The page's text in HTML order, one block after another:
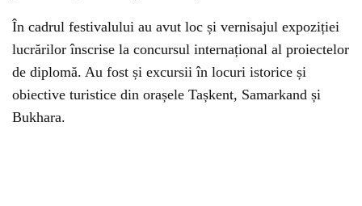
În cadrul festivalului au avut loc și vernisajul expoziției
lucrărilor înscrise la concursul internațional al proiectelor
de diplomă. Au fost și excursii în locuri istorice și
obiective turistice din orașele Tașkent, Samarkand și
Bukhara.